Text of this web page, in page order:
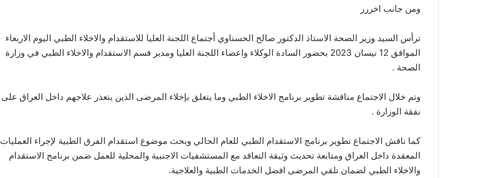
ومن جانب اخررر
ترأس السيد وزير الصحة الاستاذ الدكتور صالح الحسناوي أجتماع اللجنة العليا للاستقدام والاخلاء الطبي اليوم الاربعاء
الموافق 12 نيسان 2023 بحضور السادة الوكلاء واعضاء اللجنة العليا ومدير قسم الاستقدام والاخلاء الطبي في وزارة
الصحة .
وتم خلال الاجتماع مناقشة تطوير برنامج الاخلاء الطبي وما يتعلق بإخلاء المرضى الذين يتعذر علاجهم داخل العراق على
نفقة الوزارة .
كما ناقش الاجتماع تطوير برنامج الاستقدام الطبي للعام الحالي وبحث موضوع استقدام الفرق الطبية لإجراء العمليات
المعقدة داخل العراق ومتابعة تحديث وثيقة التعاقد مع المستشفيات الاجنبية والمحلية للعمل ضمن برنامج الاستقدام
والاخلاء الطبي لضمان تلقي المرضى افضل الخدمات الطبية والعلاجية.